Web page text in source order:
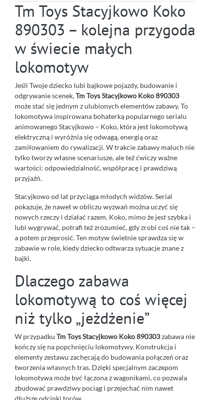
Tm Toys Stacyjkowo Koko
890303 – kolejna przygoda
w świecie małych
lokomotyw
Jeśli Twoje dziecko lubi bajkowe pojazdy, budowanie i
odgrywanie scenek,Tm Toys Stacyjkowo Koko 890303
może stać się jednym z ulubionych elementów zabawy. To
lokomotywa inspirowana bohaterką popularnego serialu
animowanego Stacyjkowo – Koko, która jest lokomotywą
elektryczną i wyróżnia się odwagą, energią oraz
zamiłowaniem do rywalizacji. W trakcie zabawy maluch nie
tylko tworzy własne scenariusze, ale też ćwiczy ważne
wartości: odpowiedzialność, współpracę i prawdziwą
przyjaźń.
Stacyjkowo od lat przyciąga młodych widzów. Serial
pokazuje, że nawet w obliczu wyzwań można uczyć się
nowych rzeczy i działać razem. Koko, mimo że jest szybka i
lubi wygrywać, potrafi też zrozumieć, gdy zrobi coś nie tak –
a potem przeprosić. Ten motyw świetnie sprawdza się w
zabawie w role, kiedy dziecko odtwarza sytuacje znane z
bajki.
Dlaczego zabawa
lokomotywą to coś więcej
niż tylko „jeżdżenie”
W przypadku Tm Toys Stacyjkowo Koko 890303zabawa nie
kończy się na popchnięciu lokomotywy. Konstrukcja i
elementy zestawu zachęcają do budowania połączeń oraz
tworzenia własnych tras. Dzięki specjalnym zaczepom
lokomotywa może być łączona z wagonikami, co pozwala
zbudować prawdziwy pociąg i przejechać nim nawet